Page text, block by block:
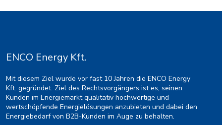
ENCO Energy Kft.
Mit diesem Ziel wurde vor fast 10 Jahren die ENCO Energy
Kft. gegründet. Ziel des Rechtsvorgängers ist es, seinen
Kunden im Energiemarkt qualitativ hochwertige und
wertschöpfende Energielösungen anzubieten und dabei den
Energiebedarf von B2B-Kunden im Auge zu behalten.